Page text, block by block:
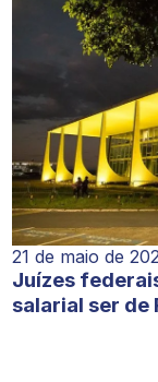
21 de maio de
Juízes
salarial ser de